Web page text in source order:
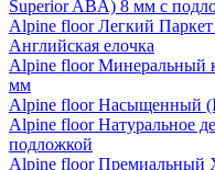
Superior ABA) 8 мм с
Alpine floor Легкий
Английская елочка
Alpine floor Минеральный
мм
Alpine floor Насыщенный
Alpine floor Натуральное
подложкой
Alpine floor Премиальный